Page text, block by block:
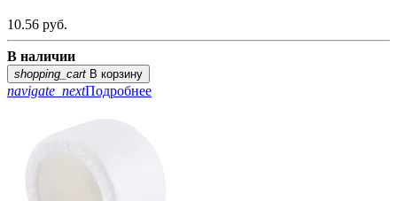
10.56 руб.
В наличии
shopping_cart В корзину
navigate_nextПодробнее